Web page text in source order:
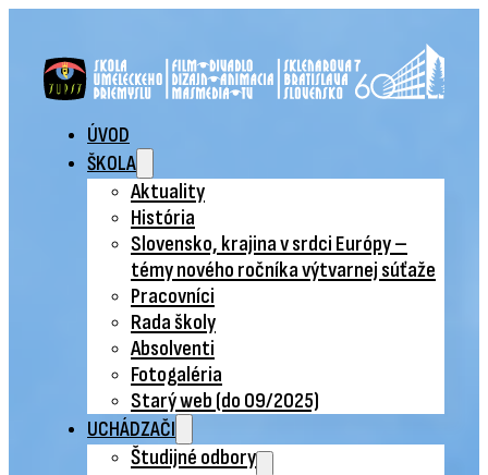
ÚVOD
ŠKOLA
Aktuality
História
Slovensko, krajina v srdci Európy –
témy nového ročníka výtvarnej súťaže
Pracovníci
Rada školy
Absolventi
Fotogaléria
Starý web (do 09/2025)
UCHÁDZAČI
Študijné odbory